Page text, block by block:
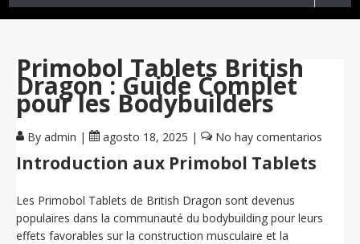
Primobol Tablets British
Dragon : Guide Complet
pour les Bodybuilders
By admin | agosto 18, 2025 | No hay comentarios
Introduction aux Primobol Tablets
Les Primobol Tablets de British Dragon sont devenus
populaires dans la communauté du bodybuilding pour leurs
effets favorables sur la construction musculaire et la